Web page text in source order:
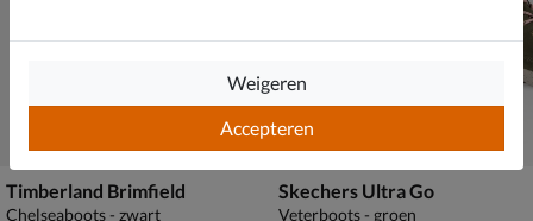
Timberland Brimfield
Chelseaboots - zwart
Skechers Ultra Go
Veterboots - groen
Accepteren
Weigeren